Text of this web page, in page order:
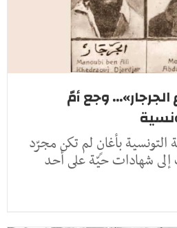
وجع أمّ
التونسية بأغانٍ لم تكن مجرّد
إلى شهادات حيّة على أحد